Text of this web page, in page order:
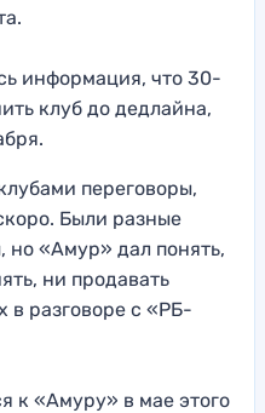
информация, что 30-
клуб до дедлайна,
переговоры,
Были разные
«Амур» дал понять,
ни продавать
в разговоре с «РБ-
к «Амуру» в мае этого